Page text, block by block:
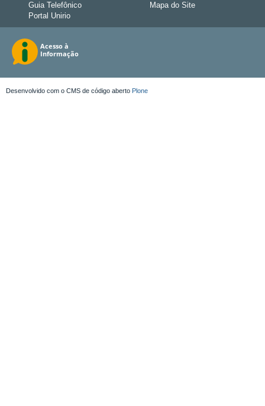
Guia Telefônico
Portal Unirio
Mapa do Site
Desenvolvido com o CMS de código aberto Plone